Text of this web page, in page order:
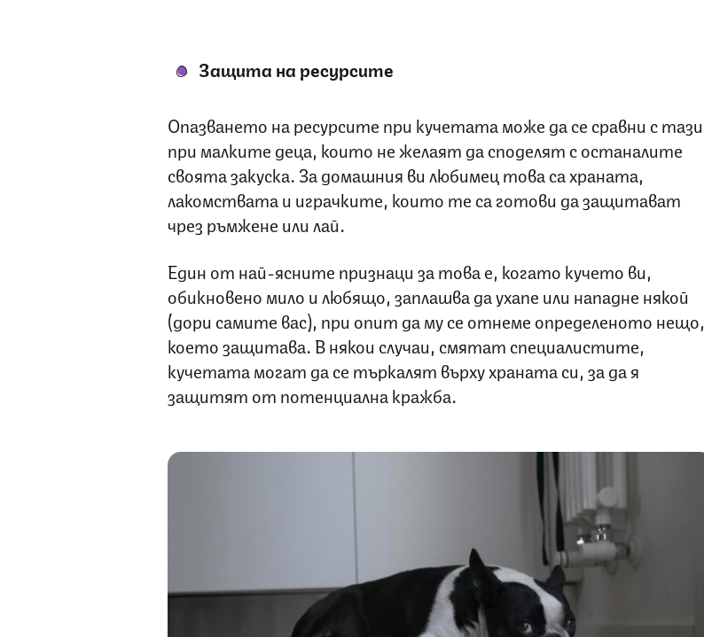
Защита на ресурсите
Опазването на ресурсите при кучетата може да се сравни с тази
при малките деца, които не желаят да споделят с останалите
своята закуска. За домашния ви любимец това са храната,
лакомствата и играчките, които те са готови да защитават
чрез ръмжене или лай.
Един от най-ясните признаци за това е, когато кучето ви,
обикновено мило и любящо, заплашва да ухапе или нападне някой
(дори самите вас), при опит да му се отнеме определеното нещо,
което защитава. В някои случаи, смятат специалистите,
кучетата могат да се търкалят върху храната си, за да я
защитят от потенциална кражба.